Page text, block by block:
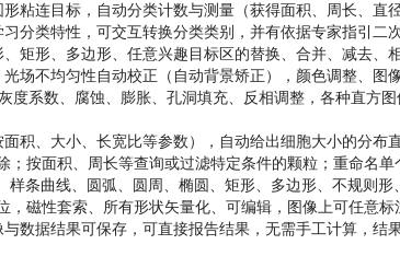
粘连目标，自动分类计数与测量（获得面积、周长、直
分类特性，可交互转换分类类别，并有依据专家指引二
、矩形、多边形、任意兴趣目标区的替换、合并、减去、
场不均匀性自动校正（自动背景矫正），颜色调整、图
度系数、腐蚀、膨胀、孔洞填充、反相调整，各种直方
积、大小、长宽比等参数），自动给出细胞大小的分布
；按面积、周长等查询或过滤特定条件的颗粒；重命名单
样条曲线、圆弧、圆周、椭圆、矩形、多边形、不规则
，磁性套索、所有形状矢量化、可编辑，图像上可任意标
数据结果可保存，可直接报告结果，无需手工计算，结